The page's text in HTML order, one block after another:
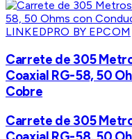
LINKEDPRO BY EPCOM
Carrete de 305
Coaxial RG-58, 50
Cobre
Carrete de 305